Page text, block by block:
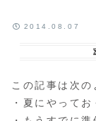
2014.08.07
この記事は次の
・夏にやって